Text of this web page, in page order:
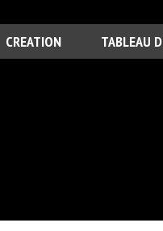
CREATION TABLEAU